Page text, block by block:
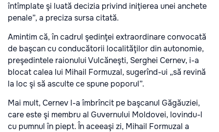
întîmplate şi luată decizia privind iniţierea unei anchete
penale”, a preciza sursa citată.
Amintim că, în cadrul şedinţei extraordinare convocată
de başcan cu conducătorii localităţilor din autonomie,
preşedintele raionului Vulcăneşti, Serghei Cernev, i-a
blocat calea lui Mihail Formuzal, sugerînd-ui „să revină
la loc şi să asculte ce spune poporul”.
Mai mult, Cernev l-a îmbrîncit pe başcanul Găgăuziei,
care este şi membru al Guvernului Moldovei, lovindu-l
cu pumnul în piept. În aceeaşi zi, Mihail Formuzal a